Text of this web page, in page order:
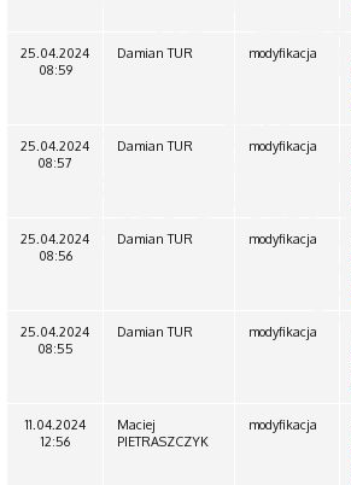
25.04.2024
08:59
Damian TUR modyfikacja
25.04.2024
08:57
Damian TUR modyfikacja
25.04.2024
08:56
Damian TUR modyfikacja
25.04.2024
08:55
Damian TUR modyfikacja
11.04.2024
12:56
Maciej
PIETRASZCZYK
modyfikacja